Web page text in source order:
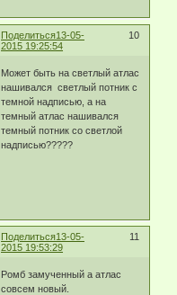
Поделиться 10
13-05-
2015 19:25:54
Может быть на светлый атлас
нашивался светлый потник с
темной надписью, а на
темный атлас нашивался
темный потник со светлой
надписью?????
Поделиться 11
13-05-
2015 19:53:29
Ромб замученный а атлас
совсем новый.